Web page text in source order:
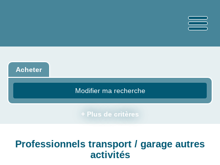
Acheter
Modifier ma recherche
+ Plus de critères
Professionnels transport / garage autres
activités